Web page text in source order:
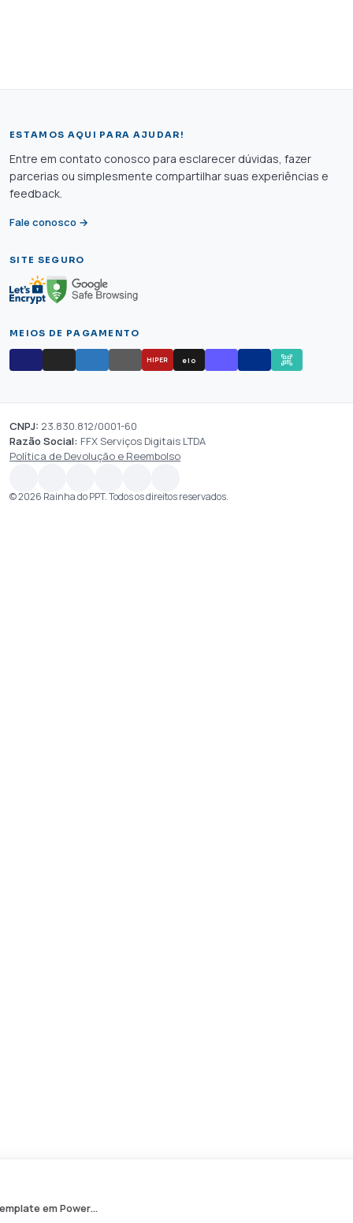
ESTAMOS AQUI PARA AJUDAR!
Entre em contato conosco para esclarecer dúvidas, fazer
parcerias ou simplesmente compartilhar suas experiências e
feedback.
Fale conosco →
SITE SEGURO
MEIOS DE PAGAMENTO
HIPER elo
CNPJ: 23.830.812/0001-60
Razão Social: FFX Serviços Digitais LTDA
Política de Devolução e Reembolso
© 2026 Rainha do PPT. Todos os direitos reservados.
Organogramas - Modelo de Template em Power…